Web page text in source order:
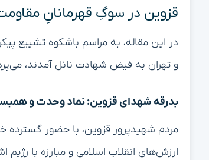
قزوین در سوگِ قهرمانانِ
در این مقاله، به مراسم باشکوه تشییع
و تهران به فیض شهادت نائل آمدند،
بدرقه شهدای قزوین: نماد وحدت و
مردم شهیدپرور قزوین، با حضور گسترده
ارزش‌های انقلاب اسلامی و مبارزه با